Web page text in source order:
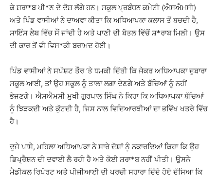
ਕੇ ਸ਼ਰਾ*ਬ ਪੀ*ਣ ਦੇ ਦੋਸ਼ ਲੱਗੇ ਹਨ। ਸਕੂਲ ਪ੍ਰਬੰਧਨ ਕਮੇਟੀ (ਐਸਐਮਸੀ)
ਅਤੇ ਪਿੰਡ ਵਾਸੀਆਂ ਨੇ ਦਾਅਵਾ ਕੀਤਾ ਕਿ ਅਧਿਆਪਕਾ ਕਲਾਸ ਤੋਂ ਬਚਦੀ ਹੈ,
ਸਾਇੰਸ ਲੈਬ ਵਿੱਚ ਸੌਂ ਜਾਂਦੀ ਹੈ ਅਤੇ ਪਾਣੀ ਦੀ ਬੋਤਲ ਵਿੱਚੋਂ ਸ਼*ਰਾਬ ਮਿਲੀ। ਉਸ
ਦੀ ਕਾਰ ਤੋਂ ਵੀ ਵਿਸ*ਕੀ ਬਰਾਮਦ ਹੋਈ।
ਪਿੰਡ ਵਾਸੀਆਂ ਨੇ ਸਪੱਸ਼ਟ ਤੌਰ ‘ਤੇ ਧਮਕੀ ਦਿੱਤੀ ਕਿ ਜੇਕਰ ਅਧਿਆਪਕਾ ਦੁਬਾਰਾ
ਸਕੂਲ ਆਈ, ਤਾਂ ਉਹ ਸਕੂਲ ਨੂੰ ਤਾਲਾ ਲਗਾ ਦੇਣਗੇ ਅਤੇ ਬੱਚਿਆਂ ਨੂੰ ਨਹੀਂ
ਭੇਜਣਗੇ। ਐਸਐਮਸੀ ਮੁਖੀ ਗੁਰਪਾਲ ਸਿੰਘ ਨੇ ਕਿਹਾ ਕਿ ਅਧਿਆਪਕਾ ਬੱਚਿਆਂ
ਨੂੰ ਝਿੜਕਦੀ ਅਤੇ ਕੁੱਟਦੀ ਹੈ, ਜਿਸ ਨਾਲ ਵਿਦਿਆਰਥੀਆਂ ਦਾ ਭਵਿੱਖ ਖਤਰੇ ਵਿੱਚ
ਹੈ।
ਦੂਜੇ ਪਾਸੇ, ਮਹਿਲਾ ਅਧਿਆਪਕਾ ਨੇ ਸਾਰੇ ਦੋਸ਼ਾਂ ਨੂੰ ਨਕਾਰਦਿਆਂ ਕਿਹਾ ਕਿ ਉਹ
ਡਿਪ੍ਰੈਸ਼ਨ ਦੀ ਦਵਾਈ ਲੈ ਰਹੀ ਹੈ ਅਤੇ ਕੋਈ ਸ਼ਰਾ*ਬ ਨਹੀਂ ਪੀਤੀ। ਉਸਨੇ
ਮੈਡੀਕਲ ਰਿਪੋਰਟ ਅਤੇ ਪੀਜੀਆਈ ਦੀ ਪਰਚੀ ਸਹਾਰਾ ਦਿੰਦੇ ਹੋਏ ਦੱਸਿਆ ਕਿ